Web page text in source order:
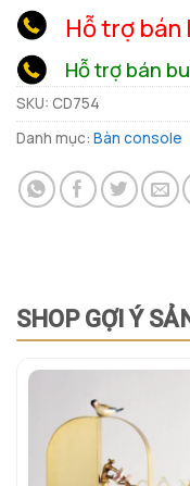
Hỗ trợ bán
Hỗ trợ bán
SKU: CD754
Danh mục: Bàn console
SHOP GỢI Ý